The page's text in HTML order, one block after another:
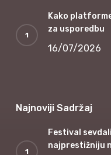
Kako
za usporedbu
16/07/2026
Najnoviji Sadržaj
Festival
najprestižniju